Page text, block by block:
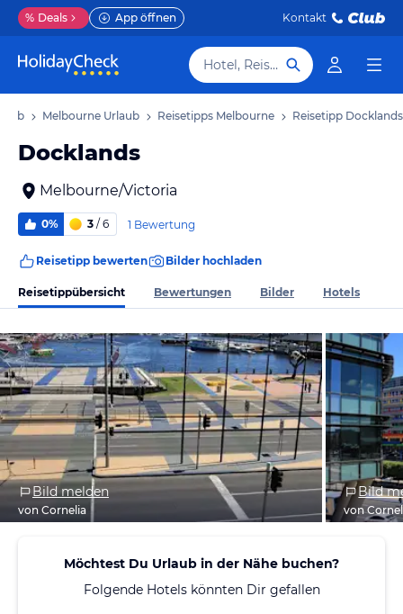
% Deals App öffnen Kontakt
Hotel, Reiseziel
Melbourne Urlaub Reisetipps Melbourne Reisetipp Docklands
Docklands
Melbourne/Victoria
0% 3 / 6 1 Bewertung
Reisetipp bewerten Bilder hochladen
Reisetippübersicht Bewertungen Bilder Hotels
Bild melden
von Cornelia
Bild
von
Möchtest Du Urlaub in der Nähe buchen?
Folgende Hotels könnten Dir gefallen